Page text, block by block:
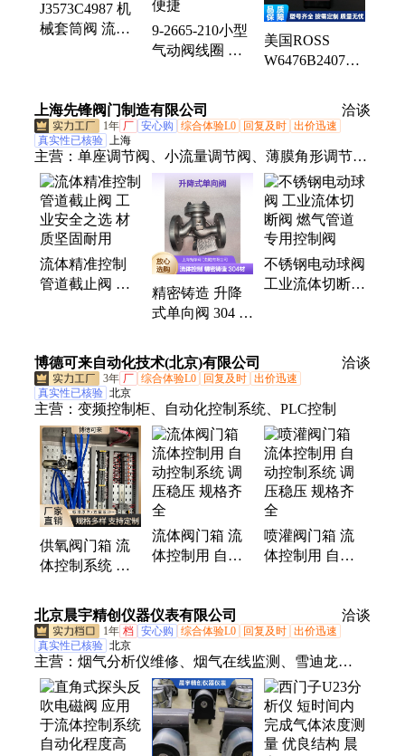
J3573C4987 机
械套筒阀 流体
9-2665-210小型
气动阀线圈 流
便捷
美国ROSS
W6476B2407电
上海先锋阀门制造有限公司 洽谈
1年 厂 安心购 综合体验L0 回复及时 出价迅速
真实性已核验 上海
主营： 单座调节阀、小流量调节阀、薄膜角形调节
阀、电动角形调节阀、薄膜套筒调节阀、薄膜低温调
节阀、角形高压调节阀、电控温度调节阀、薄膜三通
调节阀、电动套筒调节阀、电动三通调节阀
流体精准控制
管道截止阀 工
精密铸造 升降
式单向阀 304 材
制 适配 32mm
管道
不锈钢电动球阀
工业流体切断阀
博德可来自动化技术(北京)有限公司 洽谈
3年 厂 综合体验L0 回复及时 出价迅速
真实性已核验 北京
主营： 变频控制柜、自动化控制系统、PLC控制
供氧阀门箱 流
体控制系统 远
理 使用寿命长
流体阀门箱 流
体控制用 自动
喷灌阀门箱 流
体控制用 自动
北京晨宇精创仪器仪表有限公司
洽谈
1年 档 安心购 综合体验L0 回复及时 出价迅速
真实性已核验 北京
主营： 烟气分析仪维修、烟气在线监测、雪迪龙
MODEL、西门子烟气分析仪、雪迪龙烟气分析仪、
西门子U23紫外烟气、雪迪龙1080、雪迪龙1080UV、
脱硫脱硝、LDS6分析仪维修、采样探头、探头滤
芯、伴热管线、采样管线、蠕动泵、采样泵、电伴热